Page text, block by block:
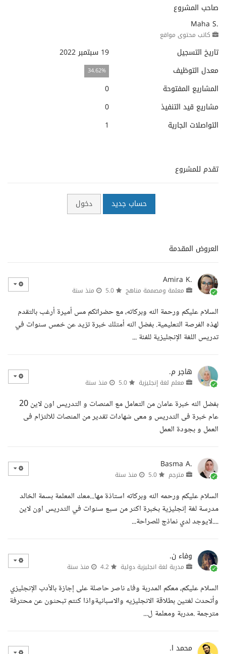
صاحب المشروع
Maha S.
كاتب محتوى مواقع
تاريخ التسجيل
19 سبتمبر 2022
معدل التوظيف
34.62%
المشاريع المفتوحة
0
مشاريع قيد التنفيذ
0
التواصلات الجارية
1
تقدم للمشروع
حساب جديد دخول
العروض المقدمة
Amira K.
معلمة ومصممة مناهج منذ سنة
السلام عليكم ورحمة الله وبركاته، مع حضراتكم مس أميرة أرغب بالتقدم
لهذه الفرصة التعليمية. بفضل الله أمتلك خبرة تزيد عن خمس سنوات في
تدريس اللغة الإنجليزية للفئة ...
هاجر م.
معلم لغة إنجليزية منذ سنة
بفضل الله خبرة عامان من التعامل مع المنصات و التدريس اون لاين 20
عام خبرة فى التدريس و معى شهادات تقدير من المنصات للالتزام فى
العمل و بجودة العمل
Basma A.
مترجم منذ سنة
السلام عليكم ورحمه الله وبركاته استاذة مها...معك المعلمة بسمة الخالد
مدرسة لغة إنجليزية بخبرة اكثر من سبع سنوات في التدريس اون لاين
....لايوجد لدي نماذج للصراحة...
وفاء ن.
مدربة لغة انجليزية دولية منذ سنة
السلام عليكم، معكم المدربة وفاء ناصر حاصلة على إجازة بالأدب الإنجليزي
وأتحدث لغتين بطلاقة الانجليزيه والاسبانيةواذا كنتم تبحثون عن محترفة
مترجمة .مدربة ومعلمة ل...
محمد ا.